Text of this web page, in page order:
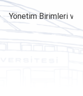
Yönetim Birimleri ve